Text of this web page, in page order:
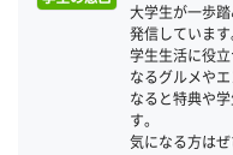
大学生が一歩
発信しています
学生生活に役
なるグルメや
なると特典や
す。
気になる方は